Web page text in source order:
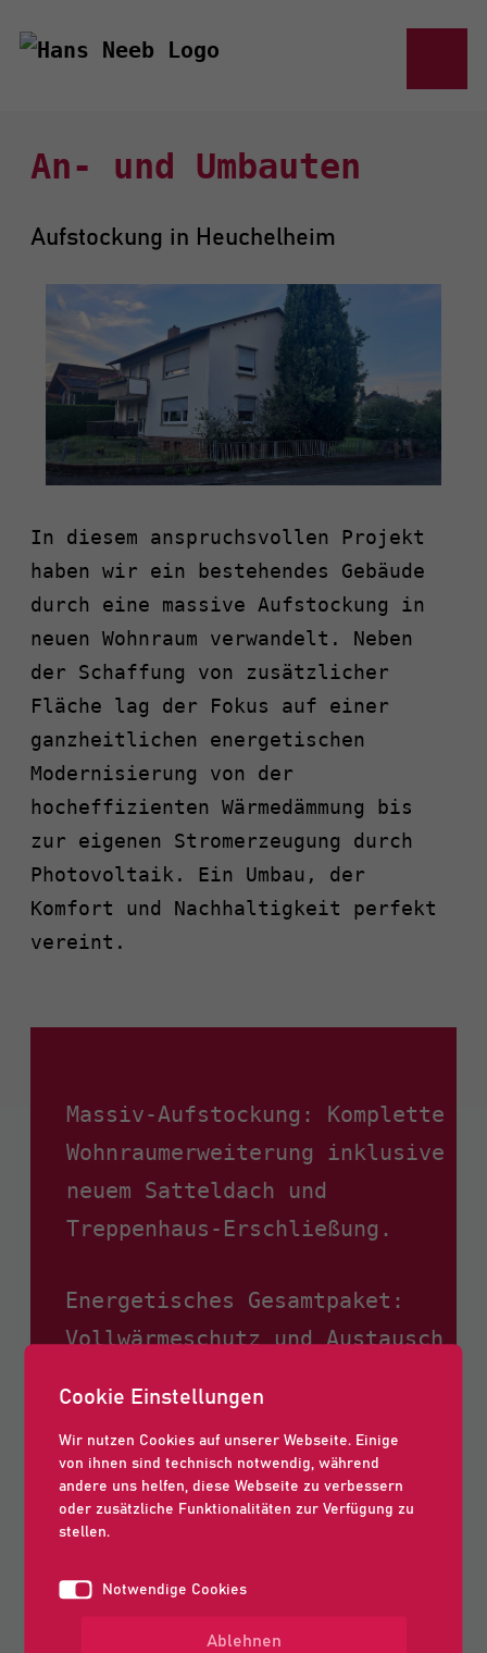
An- und Umbauten
Aufstockung in Heuchelheim
In diesem anspruchsvollen Projekt
haben wir ein bestehendes Gebäude
durch eine massive Aufstockung in
neuen Wohnraum verwandelt. Neben
der Schaffung von zusätzlicher
Fläche lag der Fokus auf einer
ganzheitlichen energetischen
Modernisierung von der
hocheffizienten Wärmedämmung bis
zur eigenen Stromerzeugung durch
Photovoltaik. Ein Umbau, der
Komfort und Nachhaltigkeit perfekt
vereint.
Massiv-Aufstockung: Komplette
Wohnraumerweiterung inklusive
neuem Satteldach und
Treppenhaus-Erschließung.
Energetisches Gesamtpaket:
Vollwärmeschutz und Austausch
moderne Isolierglasfenster.
Zukunftssichere Energie:
Installation einer
Batteriespeicher.
Cookie Einstellungen
Wir nutzen Cookies auf unserer Webseite. Einige
von ihnen sind technisch notwendig, während
andere uns helfen, diese Webseite zu verbessern
oder zusätzliche Funktionalitäten zur Verfügung zu
stellen.
Notwendige Cookies
Ablehnen